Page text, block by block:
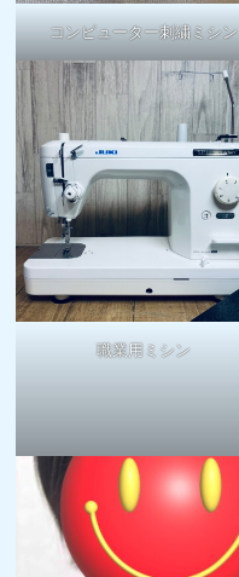
コンピューター刺繍ミシン
職業用ミシン